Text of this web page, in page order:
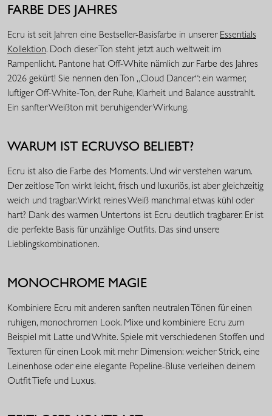
FARBE DES JAHRES
Ecru ist seit Jahren eine Bestseller-Basisfarbe in unserer Essentials
Kollektion. Doch dieser Ton steht jetzt auch weltweit im
Rampenlicht. Pantone hat Off-White nämlich zur Farbe des Jahres
2026 gekürt! Sie nennen den Ton „Cloud Dancer“: ein warmer,
luftiger Off-White-Ton, der Ruhe, Klarheit und Balance ausstrahlt.
Ein sanfter Weißton mit beruhigender Wirkung.
WARUM IST ECRUVSO BELIEBT?
Ecru ist also die Farbe des Moments. Und wir verstehen warum.
Der zeitlose Ton wirkt leicht, frisch und luxuriös, ist aber gleichzeitig
weich und tragbar. Wirkt reines Weiß manchmal etwas kühl oder
hart? Dank des warmen Untertons ist Ecru deutlich tragbarer. Er ist
die perfekte Basis für unzählige Outfits. Das sind unsere
Lieblingskombinationen.
MONOCHROME MAGIE
Kombiniere Ecru mit anderen sanften neutralen Tönen für einen
ruhigen, monochromen Look. Mixe und kombiniere Ecru zum
Beispiel mit Latte und White. Spiele mit verschiedenen Stoffen und
Texturen für einen Look mit mehr Dimension: weicher Strick, eine
Leinenhose oder eine elegante Popeline-Bluse verleihen deinem
Outfit Tiefe und Luxus.